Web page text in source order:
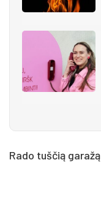
Rado tuščią garažą